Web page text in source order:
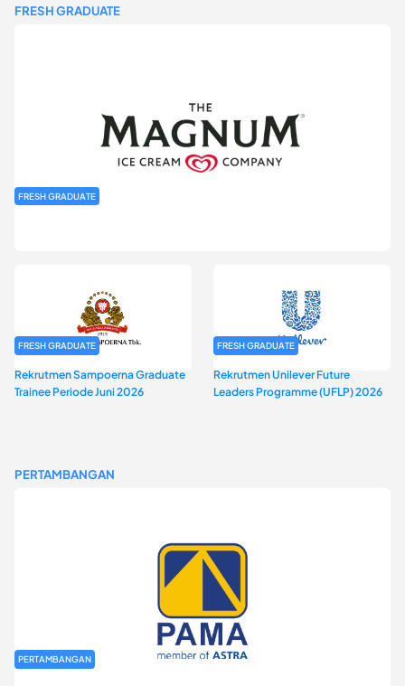
FRESH GRADUATE
FRESH GRADUATE
FRESH GRADUATE
Rekrutmen Sampoerna Graduate
Trainee Periode Juni 2026
FRESH GRADUATE
Rekrutmen Unilever Future
Leaders Programme (UFLP) 2026
PERTAMBANGAN
PERTAMBANGAN